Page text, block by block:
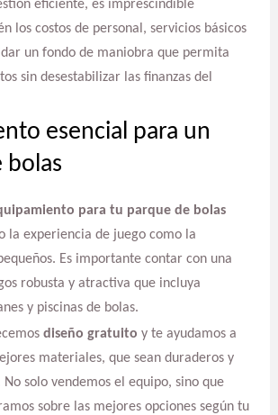
eficiente, es imprescindible
los costos de personal, servicios básicos
un fondo de maniobra que permita
sin desestabilizar las finanzas del
esencial para un
bolas
para tu parque de bolas
la experiencia de juego como la
Es importante contar con una
robusta y atractiva que incluya
y piscinas de bolas.
diseño gratuito y te ayudamos a
materiales, que sean duraderos y
solo vendemos el equipo, sino que
sobre las mejores opciones según tu